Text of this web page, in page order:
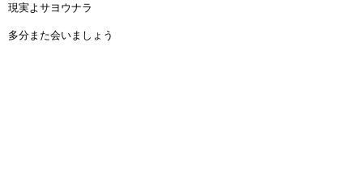
現実よサヨウナラ
多分また会いましょう